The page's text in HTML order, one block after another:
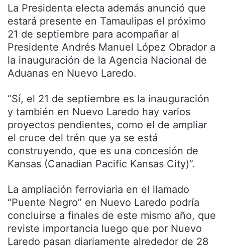
La Presidenta electa además anunció que
estará presente en Tamaulipas el próximo
21 de septiembre para acompañar al
Presidente Andrés Manuel López Obrador a
la inauguración de la Agencia Nacional de
Aduanas en Nuevo Laredo.
“Sí, el 21 de septiembre es la inauguración
y también en Nuevo Laredo hay varios
proyectos pendientes, como el de ampliar
el cruce del trén que ya se está
construyendo, que es una concesión de
Kansas (Canadian Pacific Kansas City)”.
La ampliación ferroviaria en el llamado
“Puente Negro” en Nuevo Laredo podría
concluirse a finales de este mismo año, que
reviste importancia luego que por Nuevo
Laredo pasan diariamente alrededor de 28